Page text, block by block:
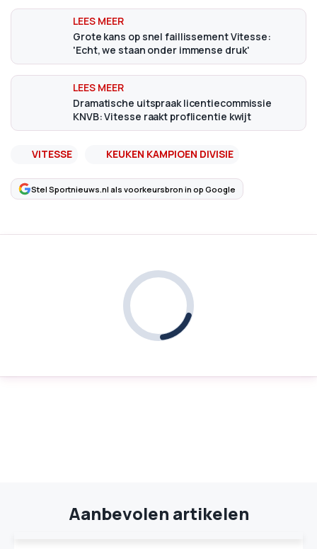
Grote kans op snel faillissement Vitesse:
'Echt, we staan onder immense druk'
Dramatische uitspraak licentiecommissie
KNVB: Vitesse raakt proflicentie kwijt
VITESSE KEUKEN KAMPIOEN DIVISIE
Stel Sportnieuws.nl als voorkeursbron in op Google
Aanbevolen artikelen